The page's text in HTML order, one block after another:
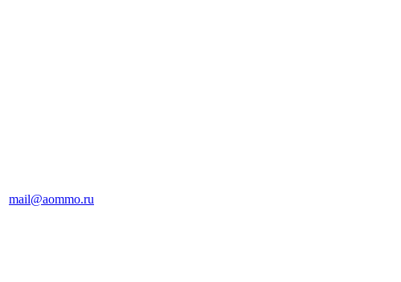
mail@aommo.ru